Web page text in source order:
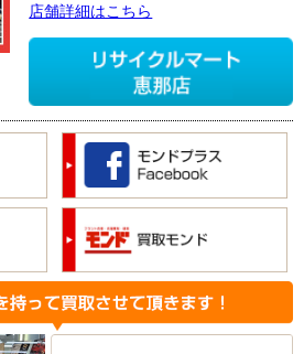
店舗詳細はこちら